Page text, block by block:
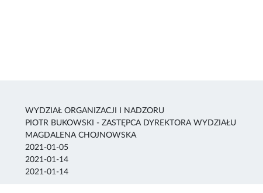
WYDZIAŁ ORGANIZACJI I NADZORU
PIOTR BUKOWSKI - ZASTĘPCA DYREKTORA WYDZIAŁU
MAGDALENA CHOJNOWSKA
2021-01-05
2021-01-14
2021-01-14